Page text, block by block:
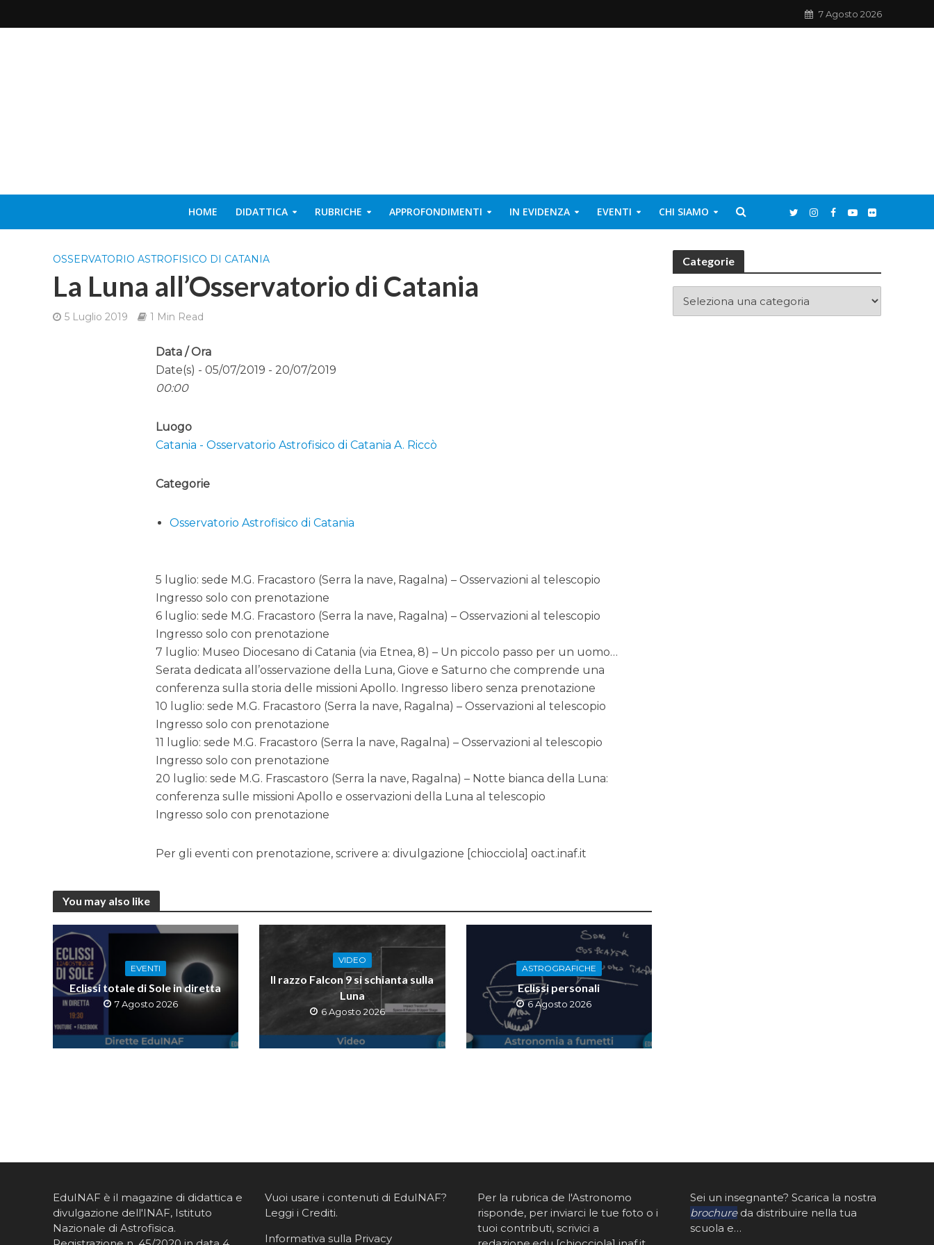
7 Agosto 2026
HOME DIDATTICA RUBRICHE APPROFONDIMENTI IN EVIDENZA EVENTI CHI SIAMO
OSSERVATORIO ASTROFISICO DI CATANIA
La Luna all’Osservatorio di Catania
5 Luglio 2019 1 Min Read
Data / Ora
Date(s) - 05/07/2019 - 20/07/2019
00:00
Luogo
Catania - Osservatorio Astrofisico di Catania A. Riccò
Categorie
Osservatorio Astrofisico di Catania
5 luglio: sede M.G. Fracastoro (Serra la nave, Ragalna) – Osservazioni al telescopio
Ingresso solo con prenotazione
6 luglio: sede M.G. Fracastoro (Serra la nave, Ragalna) – Osservazioni al telescopio
Ingresso solo con prenotazione
7 luglio: Museo Diocesano di Catania (via Etnea, 8) – Un piccolo passo per un uomo…
Serata dedicata all’osservazione della Luna, Giove e Saturno che comprende una
conferenza sulla storia delle missioni Apollo. Ingresso libero senza prenotazione
10 luglio: sede M.G. Fracastoro (Serra la nave, Ragalna) – Osservazioni al telescopio
Ingresso solo con prenotazione
11 luglio: sede M.G. Fracastoro (Serra la nave, Ragalna) – Osservazioni al telescopio
Ingresso solo con prenotazione
20 luglio: sede M.G. Frascastoro (Serra la nave, Ragalna) – Notte bianca della Luna:
conferenza sulle missioni Apollo e osservazioni della Luna al telescopio
Ingresso solo con prenotazione
Per gli eventi con prenotazione, scrivere a: divulgazione [chiocciola] oact.inaf.it
You may also like
EVENTI
Eclissi totale di Sole in diretta
7 Agosto 2026
VIDEO
Il razzo Falcon 9 si schianta sulla
Luna
6 Agosto 2026
ASTROGRAFICHE
Eclissi personali
6 Agosto 2026
Categorie
EduINAF è il magazine di didattica e
divulgazione dell'INAF, Istituto
Nazionale di Astrofisica.
Vuoi usare i contenuti di EduINAF?
Leggi i Crediti.
Informativa sulla Privacy
Per la rubrica de l'Astronomo
risponde, per inviarci le tue foto o i
tuoi contributi, scrivici a
Sei un insegnante? Scarica la nostra
brochureda distribuire nella tua
scuola e…